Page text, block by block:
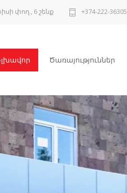
փող., 6 շենք +374-222-36305
Ծառայություններ